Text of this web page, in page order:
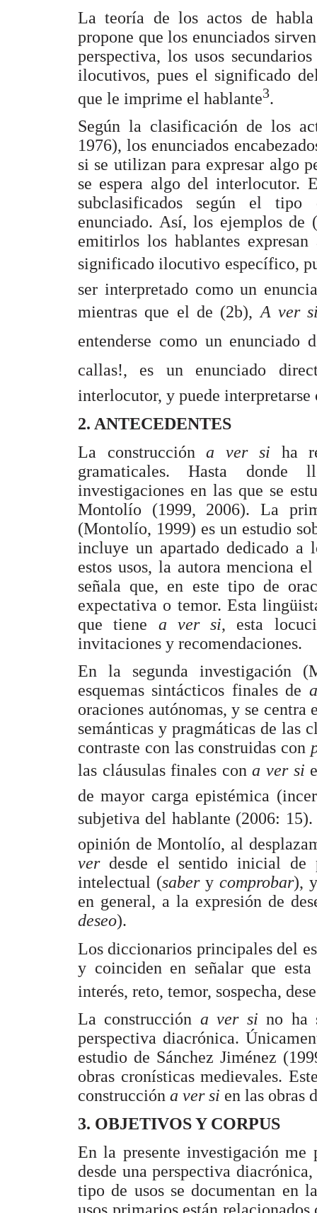
La teoría de los actos de
propone que los enunciados
perspectiva, los usos
ilocutivos, pues el significado
que le imprime el hablante3.
Según la clasificación de los
1976), los enunciados
si se utilizan para expresar algo
se espera algo del interlocutor.
subclasificados según el
enunciado. Así, los ejemplos de
emitirlos los hablantes
significado ilocutivo específico,
ser interpretado como un
mientras que el de (2b), A ver
entenderse como un enunciado
callas!, es un enunciado
interlocutor, y puede
2. ANTECEDENTES
La construccióna ver si ha
gramaticales. Hasta donde
investigaciones en las que se
Montolío (1999, 2006). La
(Montolío, 1999) es un estudio
incluye un apartado dedicado a
estos usos, la autora menciona
señala que, en este tipo de
expectativa o temor. Esta
que tiene a ver si, esta
invitaciones y recomendaciones.
En la segunda investigación
esquemas sintácticos finales de
oraciones autónomas, y se
semánticas y pragmáticas de las
contraste con las construidas con
las cláusulas finales cona ver si
de mayor carga epistémica
subjetiva del hablante (2006:
opinión de Montolío, al
ver desde el sentido inicial de
intelectual (saber y comprobar),
en general, a la expresión de
deseo).
Los diccionarios principales del
y coinciden en señalar que
interés, reto, temor, sospecha,
La construcción a ver sino ha
perspectiva diacrónica.
estudio de Sánchez Jiménez
obras cronísticas medievales.
construcción a ver si en las obras
3. OBJETIVOS Y CORPUS
En la presente investigación
desde una perspectiva
tipo de usos se documentan en
usos primarios están